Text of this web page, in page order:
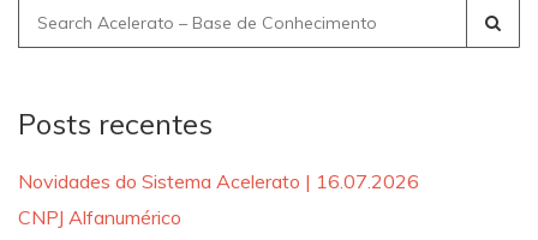
Search
for:
Posts recentes
Novidades do Sistema Acelerato | 16.07.2026
CNPJ Alfanumérico